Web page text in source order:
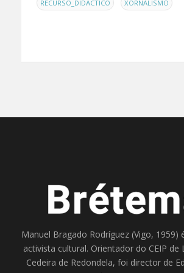
RECURSO_DIDÁCTICO , XORNALISMO
Manuel Bragado Rodríguez (Vigo, 1959)
activista cultural. Orientador do CEIP de
Cedeira de Redondela, foi director de